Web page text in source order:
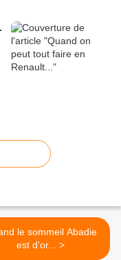
le sommeil Abadie
est d'or... >